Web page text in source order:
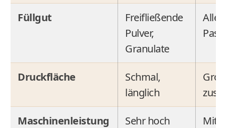
Füllgut
Freifließende
Pulver,
Granulate
Alle
Druckfläche
Schmal,
länglich
Maschinenleistung
Sehr hoch